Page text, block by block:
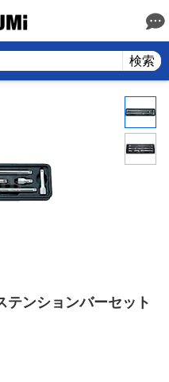
検索
テンションバーセット